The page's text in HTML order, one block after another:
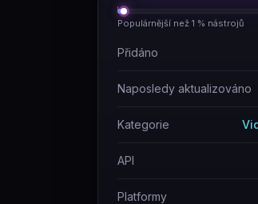
Populárnější než 1 % nástrojů
Přidáno
Naposledy aktualizováno
Kategorie
API
Platformy